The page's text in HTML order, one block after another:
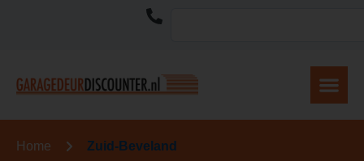
Home Zuid-Beveland